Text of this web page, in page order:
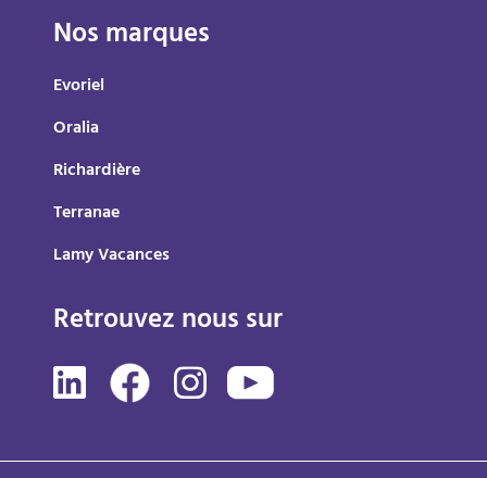
Nos marques
Evoriel
Oralia
Richardière
Terranae
Lamy Vacances
Retrouvez nous sur